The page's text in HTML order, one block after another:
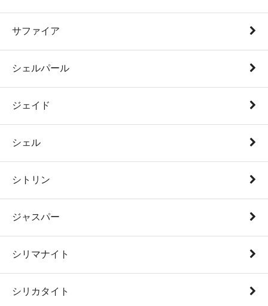
サファイア
シェルパール
ジェイド
シェル
シトリン
ジャスパー
シリマナイト
シリカタイト